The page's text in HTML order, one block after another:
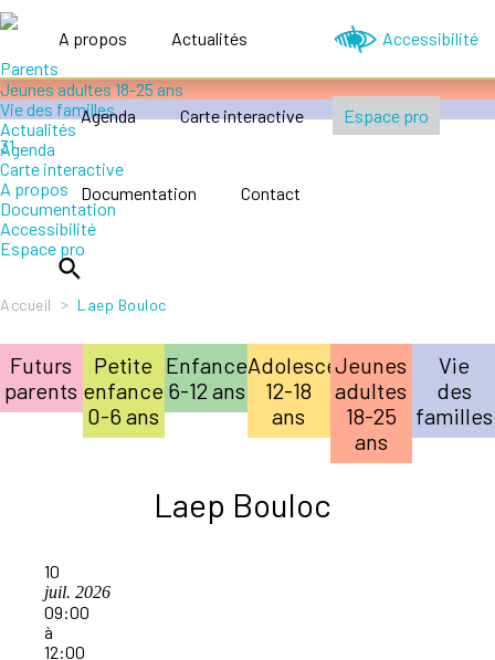
A propos Actualités
Agenda Carte interactive
Documentation Contact
Accessibilité
Espace pro
Accompagner le handicap
Petite enfance 0-6 ans
Enfance 6-12 ans
Adolescence 12-18 ans
Jeunes adultes 18-25 ans
Vie des familles
Actualités
Agenda
Carte interactive
A propos
Documentation
Accessibilité
Espace pro
Accueil > Laep Bouloc
Futurs
parents
Petite
enfance
0-6 ans
Enfance
6-12 ans
Adolescence
12-18
ans
Jeunes
adultes
18-25
ans
Vie
des
familles
Laep Bouloc
10
juil. 2026
09:00
à
12:00